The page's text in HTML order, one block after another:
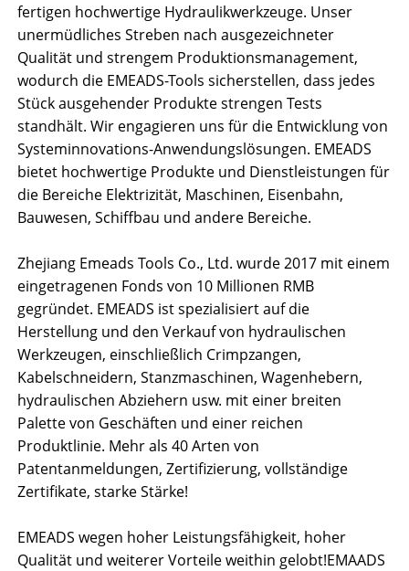
fertigen hochwertige Hydraulikwerkzeuge. Unser
unermüdliches Streben nach ausgezeichneter
Qualität und strengem Produktionsmanagement,
wodurch die EMEADS-Tools sicherstellen, dass jedes
Stück ausgehender Produkte strengen Tests
standhält. Wir engagieren uns für die Entwicklung von
Systeminnovations-Anwendungslösungen. EMEADS
bietet hochwertige Produkte und Dienstleistungen für
die Bereiche Elektrizität, Maschinen, Eisenbahn,
Bauwesen, Schiffbau und andere Bereiche.
Zhejiang Emeads Tools Co., Ltd. wurde 2017 mit einem
eingetragenen Fonds von 10 Millionen RMB
gegründet. EMEADS ist spezialisiert auf die
Herstellung und den Verkauf von hydraulischen
Werkzeugen, einschließlich Crimpzangen,
Kabelschneidern, Stanzmaschinen, Wagenhebern,
hydraulischen Abziehern usw. mit einer breiten
Palette von Geschäften und einer reichen
Produktlinie. Mehr als 40 Arten von
Patentanmeldungen, Zertifizierung, vollständige
Zertifikate, starke Stärke!
EMEADS wegen hoher Leistungsfähigkeit, hoher
Qualität und weiterer Vorteile weithin gelobt!EMAADS